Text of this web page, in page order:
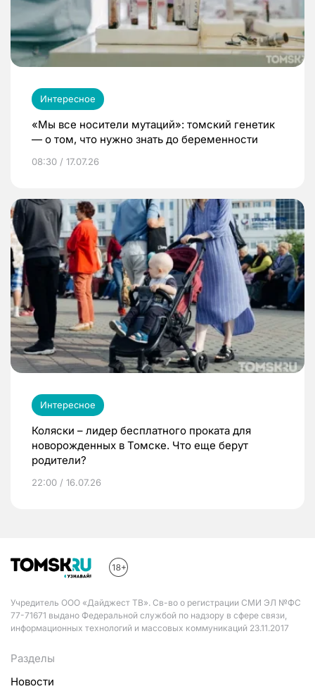
Интересное
«Мы все носители мутаций»: томский генетик
— о том, что нужно знать до беременности
08:30 / 17.07.26
Интересное
Коляски – лидер бесплатного проката для
новорожденных в Томске. Что еще берут
родители?
22:00 / 16.07.26
Учредитель ООО «Дайджест ТВ». Св-во о регистрации СМИ ЭЛ №ФС
77-71671 выдано Федеральной службой по надзору в сфере связи,
информационных технологий и массовых коммуникаций 23.11.2017
Разделы
Новости